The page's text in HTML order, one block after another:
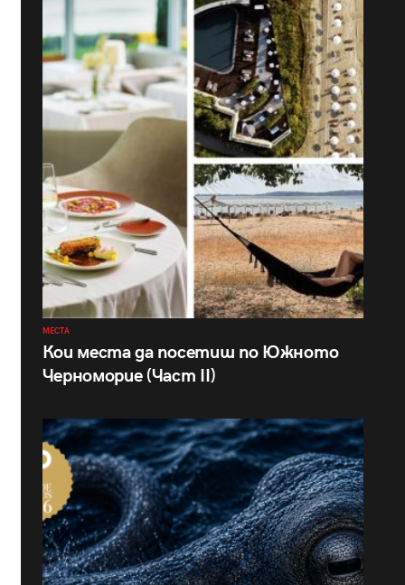
МЕСТА
Кои места да посетиш по Южното
Черноморие (Част II)